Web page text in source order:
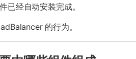
已经自动安装完成。
的行为。